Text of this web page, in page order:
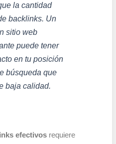
la cantidad
backlinks. Un
sitio web
puede tener
en tu posición
búsqueda que
baja calidad.
efectivosrequiere